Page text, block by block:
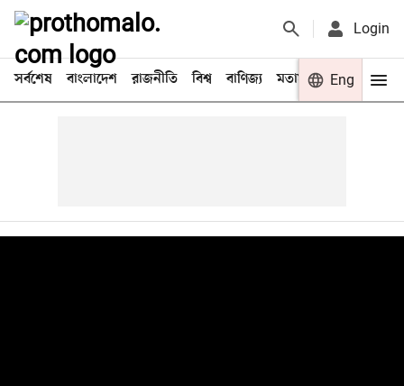
Login
সর্বশেষ বাংলাদেশ রাজনীতি বিশ্ব বাণিজ্য মতামত খেলা
Eng